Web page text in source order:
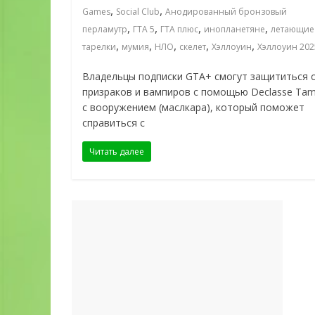
Games, Social Club, Анодированный бронзовый
перламутр, ГТА 5, ГТА плюс, инопланетяне, летающие
тарелки, мумия, НЛО, скелет, Хэллоуин, Хэллоуин
Владельцы подписки GTA+ смогут защититься
призраков и вампиров с помощью Declasse
с вооружением (маслкара), который поможет
справиться с
Читать далее